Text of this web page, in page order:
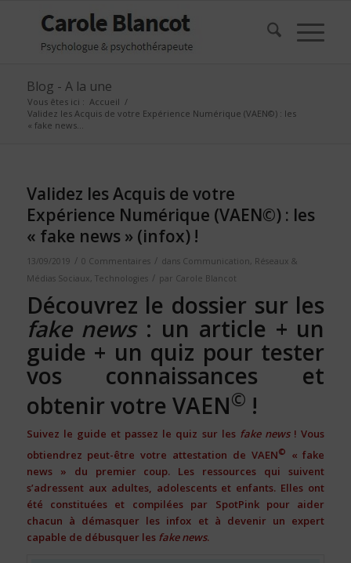
Blog - A la une
Vous êtes ici : Accueil /
Validez les Acquis de votre Expérience Numérique (VAEN©) : les
« fake news...
Validez les Acquis de votre
Expérience Numérique (VAEN©) : les
« fake news » (infox) !
13/09/2019 / 0 Commentaires / dans Communication, Réseaux &
Médias Sociaux, Technologies / par Carole Blancot
Découvrez le dossier sur les
fake news: un article + un
guide + un quiz pour tester
vos connaissances et
obtenir votre VAEN© !
Suivez le guide et passez le quiz sur les fake news! Vous
obtiendrez peut-être votre attestation de VAEN© « fake
news » du premier coup. Les ressources qui suivent
s’adressent aux adultes, adolescents et enfants. Elles ont
été constituées et compilées par SpotPink pour aider
chacun à démasquer les infox et à devenir un expert
capable de débusquer les fake news.